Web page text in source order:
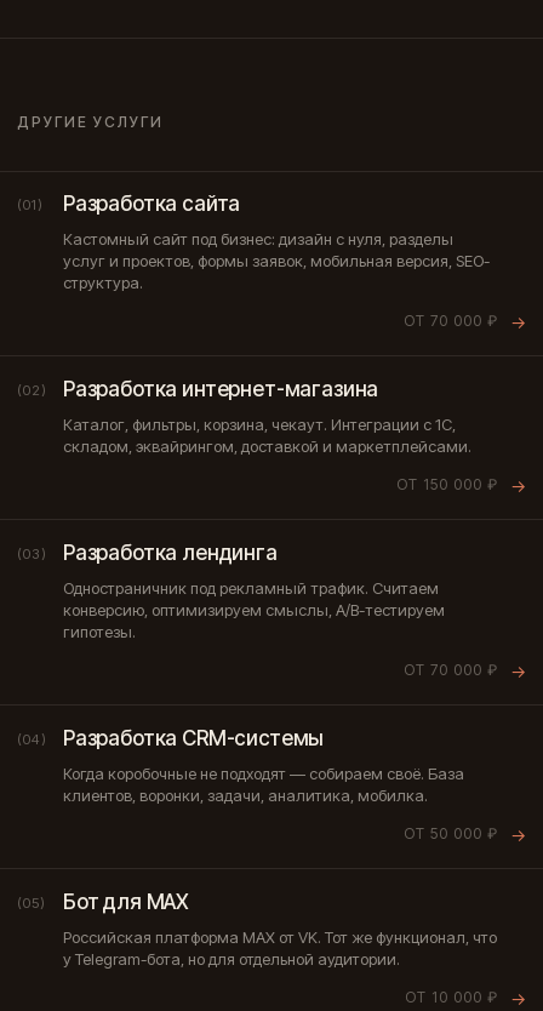
ДРУГИЕ УСЛУГИ
(01) Разработка сайта
Кастомный сайт под бизнес: дизайн с нуля, разделы
услуг и проектов, формы заявок, мобильная версия, SEO-
структура.
ОТ 70 000 ₽ →
(02) Разработка интернет-магазина
Каталог, фильтры, корзина, чекаут. Интеграции с 1С,
складом, эквайрингом, доставкой и маркетплейсами.
ОТ 150 000 ₽ →
(03) Разработка лендинга
Одностраничник под рекламный трафик. Считаем
конверсию, оптимизируем смыслы, A/B-тестируем
гипотезы.
ОТ 70 000 ₽ →
(04) Разработка CRM-системы
Когда коробочные не подходят — собираем своё. База
клиентов, воронки, задачи, аналитика, мобилка.
ОТ 50 000 ₽ →
(05) Бот для MAX
Российская платформа MAX от VK. Тот же функционал, что
у Telegram-бота, но для отдельной аудитории.
ОТ 10 000 ₽ →